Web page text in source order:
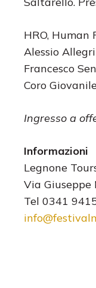
HRO, Human
Alessio
Francesco
Coro
Ingresso a
Informazioni
Legnone
Via Giuseppe
Tel 0341